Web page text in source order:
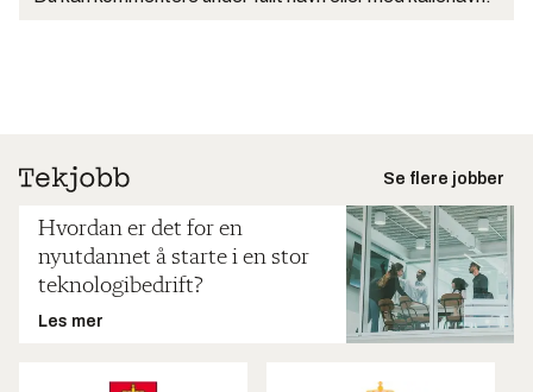
Se flere jobber
Hvordan er det for en
nyutdannet å starte i en stor
teknologibedrift?
Les mer